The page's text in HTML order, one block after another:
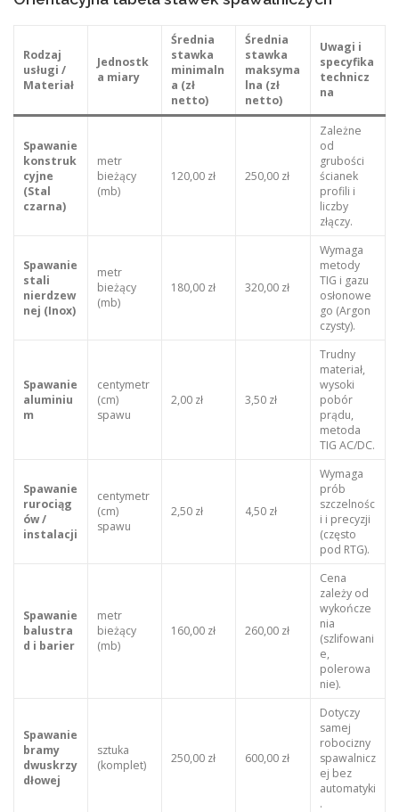
Rodzaj
usługi /
Materiał
Jednostk
a miary
Średnia
stawka
minimaln
a (zł
netto)
Średnia
stawka
maksyma
lna (zł
netto)
Uwagi i
specyfika
technicz
na
Spawanie
konstruk
cyjne
(Stal
czarna)
metr
bieżący
(mb)
120,00 zł 250,00 zł
Zależne
od
grubości
ścianek
profili i
liczby
złączy.
Spawanie
stali
nierdzew
nej (Inox)
metr
bieżący
(mb)
180,00 zł 320,00 zł
Wymaga
metody
TIG i gazu
osłonowe
go (Argon
czysty).
Spawanie
aluminiu
m
centymetr
(cm)
spawu
2,00 zł 3,50 zł
Trudny
materiał,
wysoki
pobór
prądu,
metoda
TIG AC/DC.
Spawanie
rurociąg
ów /
instalacji
centymetr
(cm)
spawu
2,50 zł 4,50 zł
Wymaga
prób
szczelnośc
i i precyzji
(często
pod RTG).
Spawanie
balustra
d i barier
metr
bieżący
(mb)
160,00 zł 260,00 zł
Cena
zależy od
wykończe
nia
(szlifowani
e,
polerowa
nie).
Spawanie
bramy
dwuskrzy
dłowej
sztuka
(komplet)
250,00 zł 600,00 zł
Dotyczy
samej
robocizny
spawalnicz
ej bez
automatyki
.